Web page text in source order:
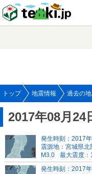
トップ 地震情報 過去の
2017年08月24
発生時刻：2017
震源地：宮城県北
M3.0
最大震度：
発生時刻：2017